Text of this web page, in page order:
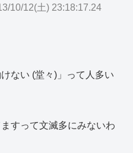
10/12(土) 23:18:17.24
ない (堂々)」って人多い
すって文滅多にみないわ